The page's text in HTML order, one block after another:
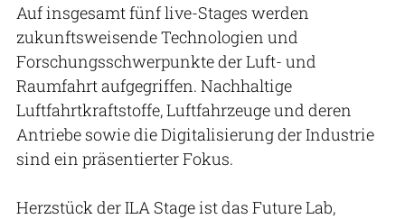
Auf insgesamt fünf live-Stages werden
zukunftsweisende Technologien und
Forschungsschwerpunkte der Luft- und
Raumfahrt aufgegriffen. Nachhaltige
Luftfahrtkraftstoffe, Luftfahrzeuge und deren
Antriebe sowie die Digitalisierung der Industrie
sind ein präsentierter Fokus.
Herzstück der ILA Stage ist das Future Lab,